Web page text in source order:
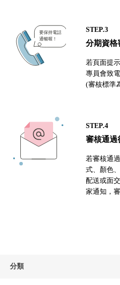
STEP.3
分期資格
若頁面提
專員會致
(審核標準
STEP.4
審核通過
若審核通
式、顏色
配送或面
家通知，
分類